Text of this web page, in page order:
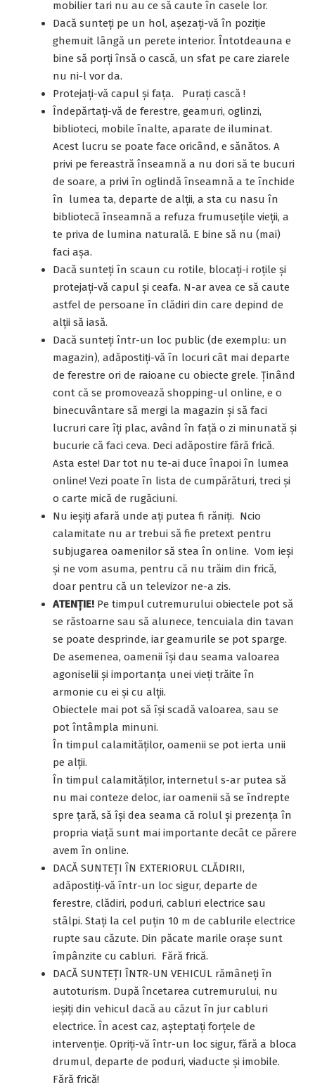
mobilier tari nu au ce să caute în casele lor.
Dacă sunteţi pe un hol, aşezaţi-vă în poziţie
ghemuit lângă un perete interior. Întotdeauna e
bine să porți însă o cască, un sfat pe care ziarele
nu ni-l vor da.
Protejaţi-vă capul şi faţa. Purați cască !
Îndepărtaţi-vă de ferestre, geamuri, oglinzi,
biblioteci, mobile înalte, aparate de iluminat.
Acest lucru se poate face oricând, e sănătos. A
privi pe fereastră înseamnă a nu dori să te bucuri
de soare, a privi în oglindă înseamnă a te închide
în lumea ta, departe de alții, a sta cu nasu în
bibliotecă înseamnă a refuza frumusețile vieții, a
te priva de lumina naturală. E bine să nu (mai)
faci așa.
Dacă sunteţi în scaun cu rotile, blocaţi-i roțile şi
protejaţi-vă capul şi ceafa. N-ar avea ce să caute
astfel de persoane în clădiri din care depind de
alții să iasă.
Dacă sunteţi într-un loc public (de exemplu: un
magazin), adăpostiţi-vă în locuri cât mai departe
de ferestre ori de raioane cu obiecte grele. Ținând
cont că se promovează shopping-ul online, e o
binecuvântare să mergi la magazin și să faci
lucruri care îți plac, având în față o zi minunată și
bucurie că faci ceva. Deci adăpostire fără frică.
Asta este! Dar tot nu te-ai duce înapoi în lumea
online! Vezi poate în lista de cumpărături, treci și
o carte mică de rugăciuni.
Nu ieşiţi afară unde aţi putea fi răniți. Ncio
calamitate nu ar trebui să fie pretext pentru
subjugarea oamenilor să stea în online. Vom ieși
și ne vom asuma, pentru că nu trăim din frică,
doar pentru că un televizor ne-a zis.
ATENŢIE! Pe timpul cutremurului obiectele pot să
se răstoarne sau să alunece, tencuiala din tavan
se poate desprinde, iar geamurile se pot sparge.
De asemenea, oamenii își dau seama valoarea
agoniselii și importanța unei vieți trăite în
armonie cu ei și cu alții.
Obiectele mai pot să își scadă valoarea, sau se
pot întâmpla minuni.
În timpul calamităților, oamenii se pot ierta unii
pe alții.
În timpul calamităților, internetul s-ar putea să
nu mai conteze deloc, iar oamenii să se îndrepte
spre țară, să își dea seama că rolul și prezența în
propria viață sunt mai importante decât ce părere
avem în online.
DACĂ SUNTEŢI ÎN EXTERIORUL CLĂDIRII,
adăpostiţi-vă într-un loc sigur, departe de
ferestre, clădiri, poduri, cabluri electrice sau
stâlpi. Staţi la cel puţin 10 m de cablurile electrice
rupte sau căzute. Din păcate marile orașe sunt
împânzite cu cabluri. Fără frică.
DACĂ SUNTEŢI ÎNTR-UN VEHICUL rămâneţi în
autoturism. După încetarea cutremurului, nu
ieşiţi din vehicul dacă au căzut în jur cabluri
electrice. În acest caz, aşteptaţi forţele de
intervenţie. Opriţi-vă într-un loc sigur, fără a bloca
drumul, departe de poduri, viaducte şi imobile.
Fără frică!